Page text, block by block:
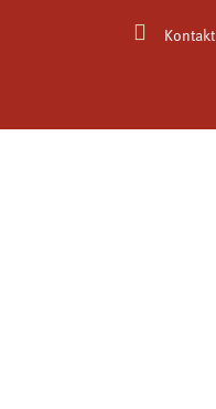
Kontakt